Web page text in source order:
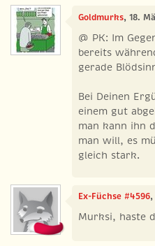
Goldmurks, 18.
@ PK: Im
bereits
gerade
Bei Deinen
einem gut
man kann ihn
man will, es
gleich stark.
Ex-Füchse #4596,
Murksi, haste